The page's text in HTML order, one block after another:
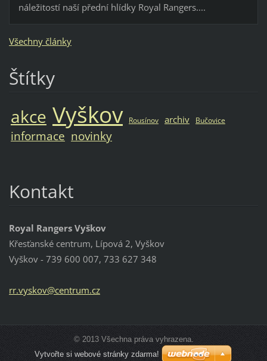
náležitostí naší přední hlídky Royal Rangers....
Všechny články
Štítky
akce Vyškov Rousínov archiv Bučovice
informace novinky
Kontakt
Royal Rangers Vyškov
Křesťanské centrum, Lípová 2, Vyškov
Vyškov - 739 600 007, 733 627 348
rr.vyskov@centrum.cz
© 2013 Všechna práva vyhrazena.
Vytvořte si webové stránky zdarma!